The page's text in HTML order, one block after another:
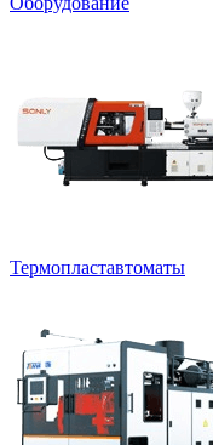
Термопластавтоматы